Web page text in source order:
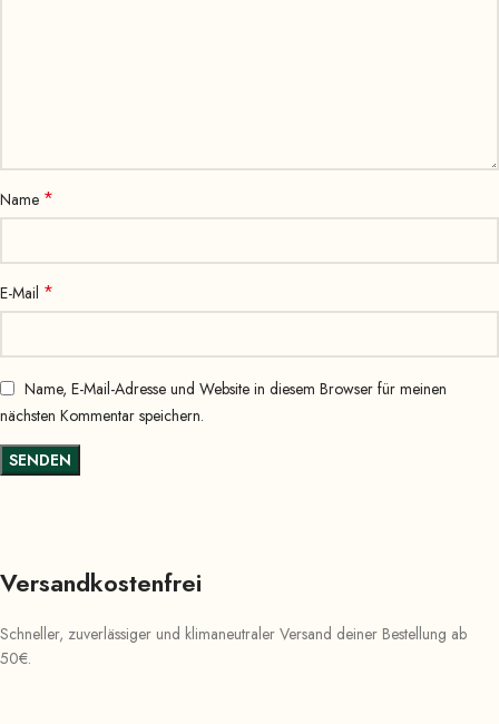
Name *
E-Mail *
Name, E-Mail-Adresse und Website in diesem Browser für meinen
nächsten Kommentar speichern.
Versandkostenfrei
Schneller, zuverlässiger und klimaneutraler Versand deiner Bestellung ab
50€.